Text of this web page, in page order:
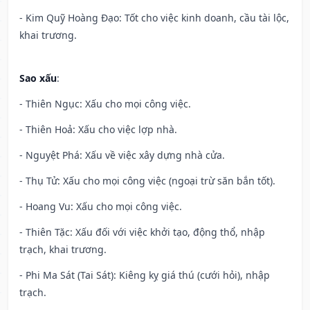
- Kim Quỹ Hoàng Đạo: Tốt cho việc kinh doanh, cầu tài lộc,
khai trương.
Sao xấu:
- Thiên Ngục: Xấu cho mọi công việc.
- Thiên Hoả: Xấu cho việc lợp nhà.
- Nguyệt Phá: Xấu về việc xây dựng nhà cửa.
- Thụ Tử: Xấu cho mọi công việc (ngoại trừ săn bắn tốt).
- Hoang Vu: Xấu cho mọi công việc.
- Thiên Tặc: Xấu đối với việc khởi tạo, động thổ, nhập
trạch, khai trương.
- Phi Ma Sát (Tai Sát): Kiêng kỵ giá thú (cưới hỏi), nhập
trạch.